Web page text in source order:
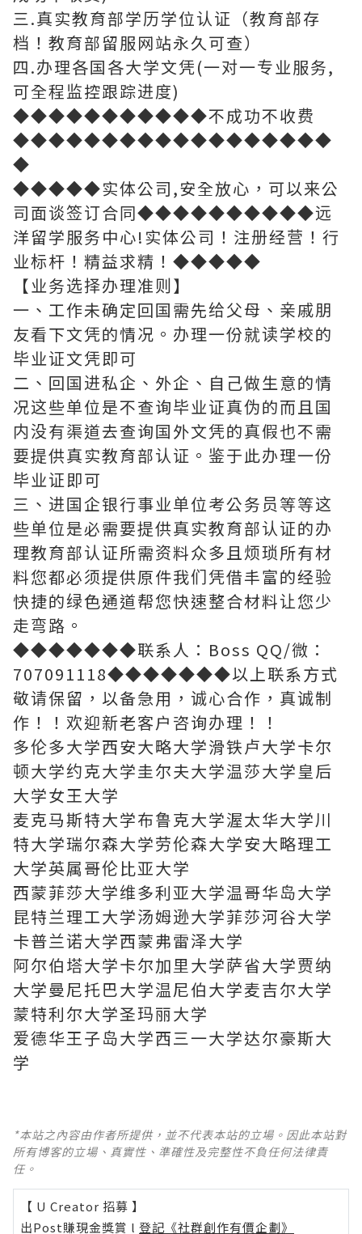
三.真实教育部学历学位认证（教育部存
档！教育部留服网站永久可查）
四.办理各国各大学文凭(一对一专业服务,
可全程监控跟踪进度)
◆◆◆◆◆◆◆◆◆◆◆不成功不收费
◆◆◆◆◆◆◆◆◆◆◆◆◆◆◆◆◆◆
◆
◆◆◆◆◆实体公司,安全放心，可以来公
司面谈签订合同◆◆◆◆◆◆◆◆◆◆远
洋留学服务中心!实体公司！注册经营！行
业标杆！精益求精！◆◆◆◆◆
【业务选择办理准则】
一、工作未确定回国需先给父母、亲戚朋
友看下文凭的情况。办理一份就读学校的
毕业证文凭即可
二、回国进私企、外企、自己做生意的情
况这些单位是不查询毕业证真伪的而且国
内没有渠道去查询国外文凭的真假也不需
要提供真实教育部认证。鉴于此办理一份
毕业证即可
三、进国企银行事业单位考公务员等等这
些单位是必需要提供真实教育部认证的办
理教育部认证所需资料众多且烦琐所有材
料您都必须提供原件我们凭借丰富的经验
快捷的绿色通道帮您快速整合材料让您少
走弯路。
◆◆◆◆◆◆◆联系人：Boss QQ/微：
707091118◆◆◆◆◆◆◆以上联系方式
敬请保留，以备急用，诚心合作，真诚制
作！！欢迎新老客户咨询办理！！
多伦多大学西安大略大学滑铁卢大学卡尔
顿大学约克大学圭尔夫大学温莎大学皇后
大学女王大学
麦克马斯特大学布鲁克大学渥太华大学川
特大学瑞尔森大学劳伦森大学安大略理工
大学英属哥伦比亚大学
西蒙菲莎大学维多利亚大学温哥华岛大学
昆特兰理工大学汤姆逊大学菲莎河谷大学
卡普兰诺大学西蒙弗雷泽大学
阿尔伯塔大学卡尔加里大学萨省大学贾纳
大学曼尼托巴大学温尼伯大学麦吉尔大学
蒙特利尔大学圣玛丽大学
爱德华王子岛大学西三一大学达尔豪斯大
学
*本站之內容由作者所提供，並不代表本站的立場。因此本站對
所有博客的立場、真實性、準確性及完整性不負任何法律責
任。
【 U Creator 招募 】
出Post賺現金獎賞 l 登記《社群創作有價企劃》